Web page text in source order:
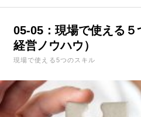
05-05：現場で使える
経営ノウハウ）
現場で使える5つのスキル